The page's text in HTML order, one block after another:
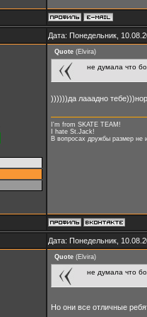
Дата: Понедельник,
Quote(Elvira)
не думала что
))))))да лааадно
I'm from SKATE TEAM!
I hate St.Jack!
В вопросах дружбы размер не
Дата: Понедельник,
Quote(Elvira)
не думала что
Но они все отличные